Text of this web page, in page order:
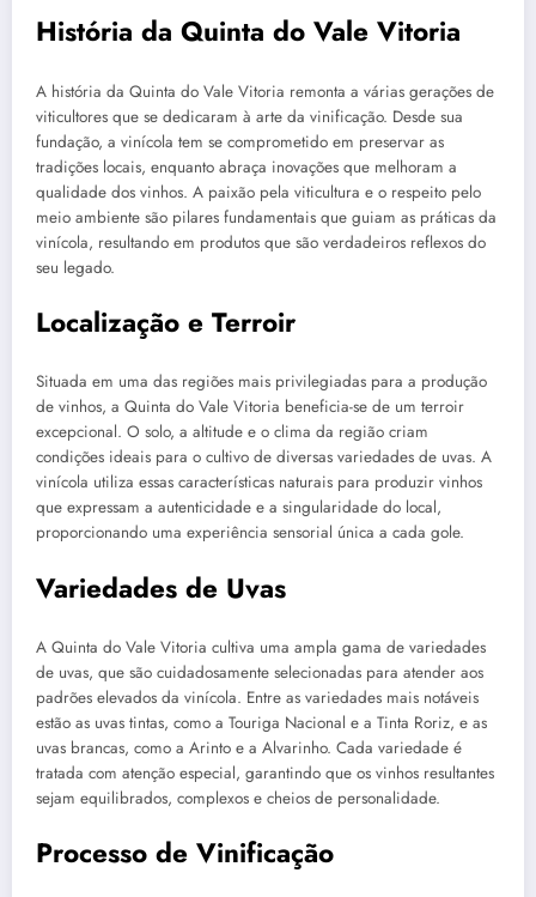
História da Quinta do Vale Vitoria
A história da Quinta do Vale Vitoria remonta a várias gerações de
viticultores que se dedicaram à arte da vinificação. Desde sua
fundação, a vinícola tem se comprometido em preservar as
tradições locais, enquanto abraça inovações que melhoram a
qualidade dos vinhos. A paixão pela viticultura e o respeito pelo
meio ambiente são pilares fundamentais que guiam as práticas da
vinícola, resultando em produtos que são verdadeiros reflexos do
seu legado.
Localização e Terroir
Situada em uma das regiões mais privilegiadas para a produção
de vinhos, a Quinta do Vale Vitoria beneficia-se de um terroir
excepcional. O solo, a altitude e o clima da região criam
condições ideais para o cultivo de diversas variedades de uvas. A
vinícola utiliza essas características naturais para produzir vinhos
que expressam a autenticidade e a singularidade do local,
proporcionando uma experiência sensorial única a cada gole.
Variedades de Uvas
A Quinta do Vale Vitoria cultiva uma ampla gama de variedades
de uvas, que são cuidadosamente selecionadas para atender aos
padrões elevados da vinícola. Entre as variedades mais notáveis
estão as uvas tintas, como a Touriga Nacional e a Tinta Roriz, e as
uvas brancas, como a Arinto e a Alvarinho. Cada variedade é
tratada com atenção especial, garantindo que os vinhos resultantes
sejam equilibrados, complexos e cheios de personalidade.
Processo de Vinificação